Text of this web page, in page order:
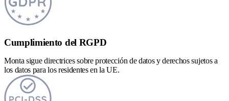
Cumplimiento del RGPD
Monta sigue directrices sobre protección de datos y derechos sujetos a
los datos para los residentes en la UE.